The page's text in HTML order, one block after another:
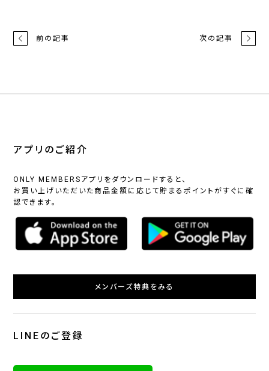
前の記事 次の記事
アプリのご紹介
ONLY MEMBERSアプリをダウンロードすると、
お買い上げいただいた商品金額に応じて貯まるポイントがすぐに確
認できます。
メンバーズ特典をみる
LINEのご登録